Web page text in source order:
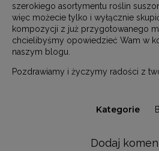
szerokiego asortymentu roślin
więc możecie tylko i wyłącznie
kompozycji z już przygotowanego
chcielibyśmy opowiedzieć Wam w
naszym blogu.
Pozdrawiamy i życzymy radości z
Kategorie
Dodaj